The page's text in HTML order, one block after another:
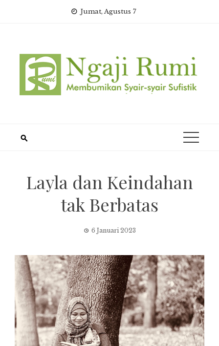
Jumat, Agustus 7
Layla dan Keindahan
tak Berbatas
6 Januari 2023